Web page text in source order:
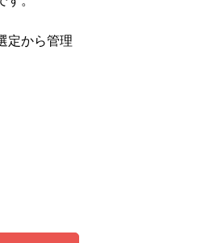
定から管理